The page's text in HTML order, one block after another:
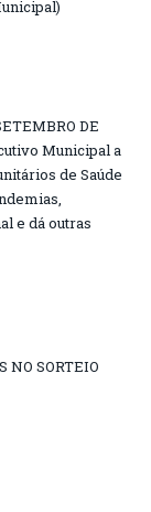
DE
Municipal a
de Saúde
e dá outras
NO SORTEIO